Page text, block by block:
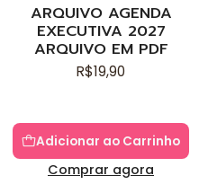
ARQUIVO AGENDA
EXECUTIVA 2027
ARQUIVO EM PDF
R$19,90
Adicionar ao Carrinho
Comprar agora